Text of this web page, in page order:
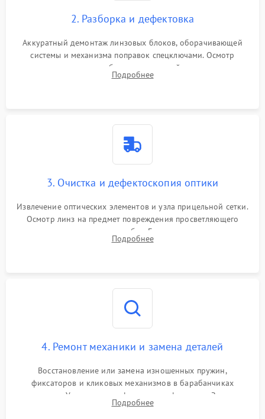
2. Разборка и дефектовка
Аккуратный демонтаж линзовых блоков, оборачивающей
системы и механизма поправок спецключами. Осмотр
внутренних резьбовых соединений, пружин и
уплотнительных колец. Поиск причин люфта, смещения
Подробнее
3. Очистка и дефектоскопия оптики
Извлечение оптических элементов и узла прицельной сетки.
Осмотр линз на предмет повреждения просветляющего
покрытия или появления грибка. Бережная очистка стекол
спецрастворами. Проверка целостности гравированной
Подробнее
4. Ремонт механики и замена деталей
Восстановление или замена изношенных пружин,
фиксаторов и кликовых механизмов в барабанчиках
поправок. Устранение люфтов в трансфокаторе. Замена
поврежденных линз, разбитой сетки или восстановление
Подробнее